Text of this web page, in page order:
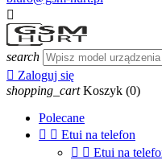

search
 Zaloguj się
shopping_cart Koszyk (0)
Polecane
  Etui na telefon
  Etui na